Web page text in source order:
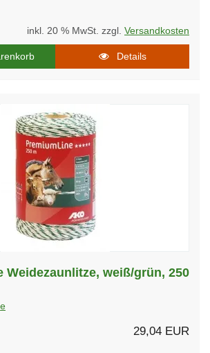
inkl. 20 % MwSt. zzgl. Versandkosten
Details
Weidezaunlitze, weiß/grün, 250
29,04 EUR